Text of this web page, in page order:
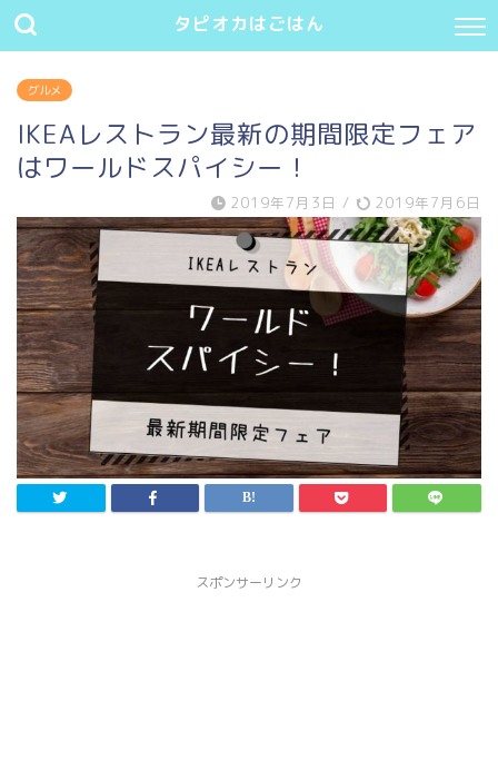
タピオカはごはん
グルメ
IKEAレストラン最新の期間限定フェア
はワールドスパイシー！
2019年7月3日 / 2019年7月6日
スポンサーリンク